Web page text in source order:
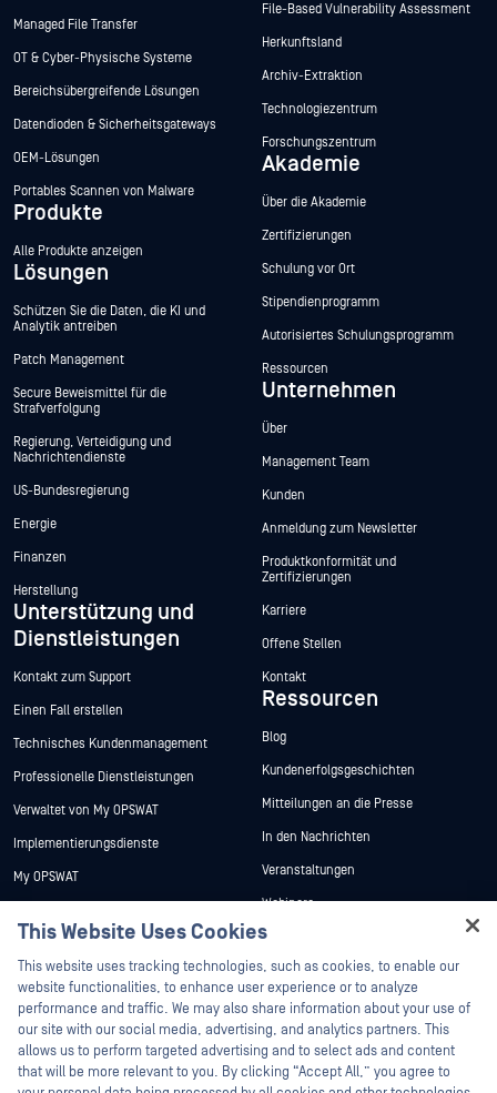
Managed File Transfer
OT & Cyber-Physische Systeme
Bereichsübergreifende Lösungen
Datendioden & Sicherheitsgateways
OEM-Lösungen
Portables Scannen von Malware
Produkte
Alle Produkte anzeigen
Lösungen
Schützen Sie die Daten, die KI und
Analytik antreiben
Patch Management
Secure Beweismittel für die
Strafverfolgung
Regierung, Verteidigung und
Nachrichtendienste
US-Bundesregierung
Energie
Finanzen
Herstellung
Unterstützung und
Dienstleistungen
Kontakt zum Support
Einen Fall erstellen
Technisches Kundenmanagement
Professionelle Dienstleistungen
Verwaltet von My OPSWAT
Implementierungsdienste
My OPSWAT
Ausbildung
Programm zur Behebung von
Sicherheitslücken
Partner
Zertifizierung
Technologie-Partner
File-Based Vulnerability Assessment
Herkunftsland
Archiv-Extraktion
Technologiezentrum
Forschungszentrum
Akademie
Über die Akademie
Zertifizierungen
Schulung vor Ort
Stipendienprogramm
Autorisiertes Schulungsprogramm
Ressourcen
Unternehmen
Über
Management Team
Kunden
Anmeldung zum Newsletter
Produktkonformität und
Zertifizierungen
Karriere
Offene Stellen
Kontakt
Ressourcen
Blog
Kundenerfolgsgeschichten
Mitteilungen an die Presse
In den Nachrichten
Veranstaltungen
Webinare
Datenblätter
Weiße Papiere
Kostenlose Tools
This Website Uses Cookies
This website uses tracking technologies, such as cookies, to enable our
website functionalities, to enhance user experience or to analyze
performance and traffic. We may also share information about your use of
our site with our social media, advertising, and analytics partners. This
allows us to perform targeted advertising and to select ads and content
that will be more relevant to you. By clicking “Accept All,” you agree to
Hey there!
I'm Ozzy, your OPSWAT virtual assistant.
How can I help you secure what's critical
today?